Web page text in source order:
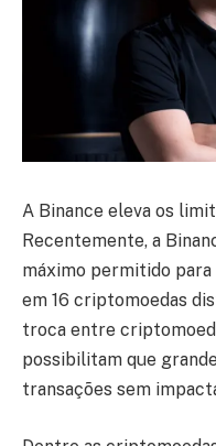
A Binance eleva os
Recentemente, a
máximo permitido para
em 16 criptomoedas
troca entre
possibilitam que
transações sem